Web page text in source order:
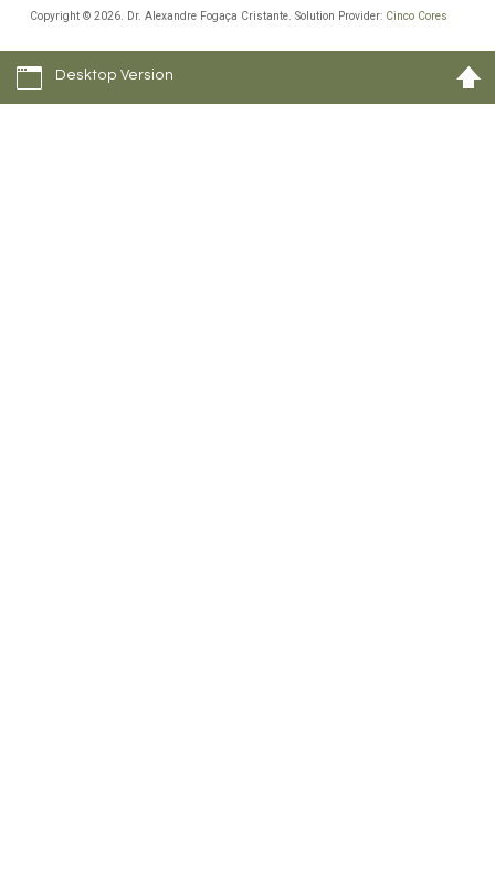
Copyright © 2026. Dr. Alexandre Fogaça Cristante. Solution Provider: Cinco Cores
Desktop Version